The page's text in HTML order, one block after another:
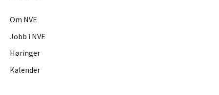
Om NVE
Jobb i NVE
Høringer
Kalender